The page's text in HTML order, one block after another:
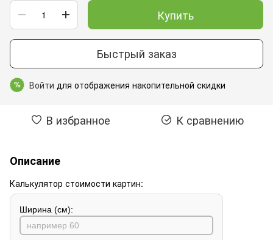
Купить
Быстрый заказ
% Войти для отображения накопительной скидки
В избранное К сравнению
Описание
Калькулятор стоимости картин:
Ширина (см):